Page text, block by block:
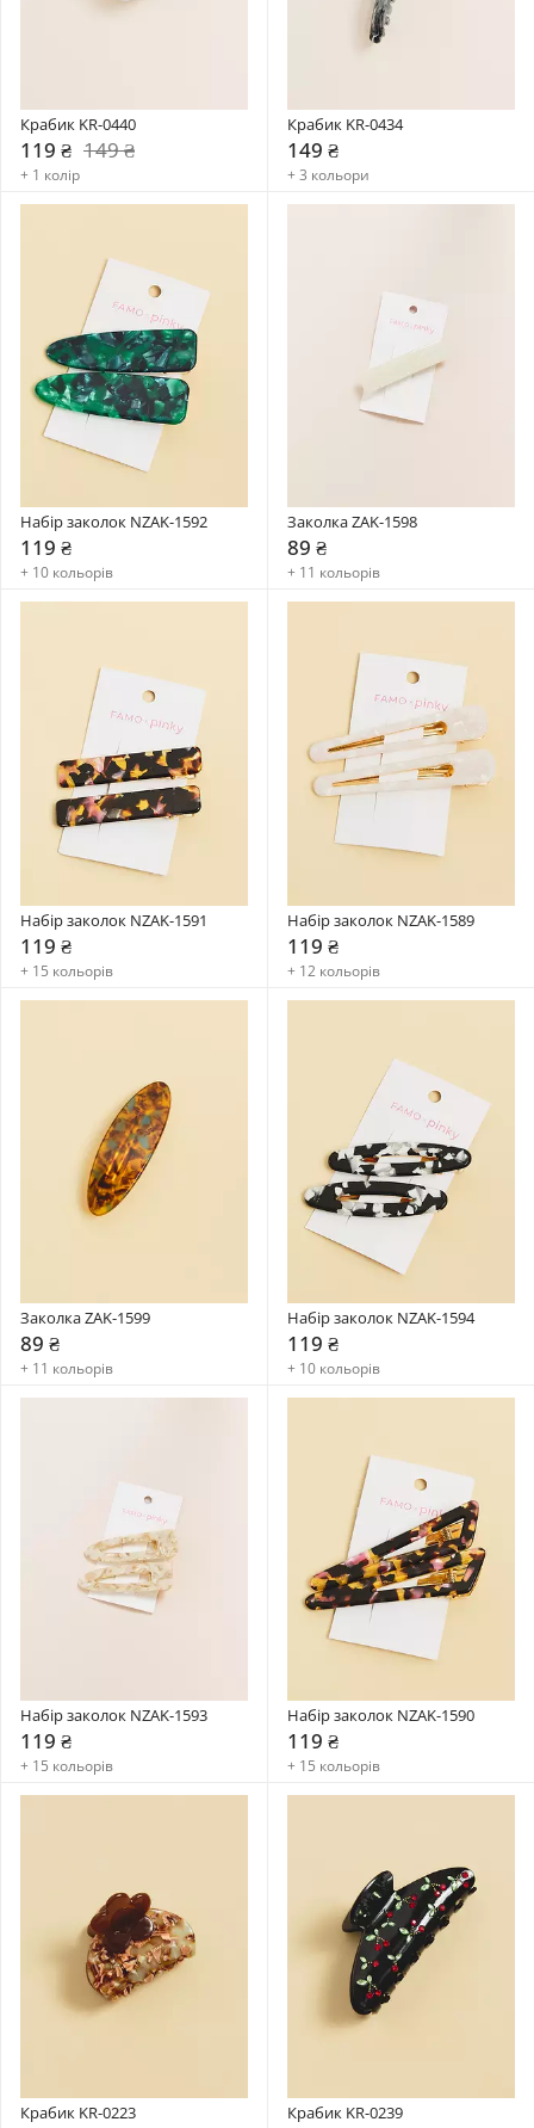
Крабик KR-0440
119 ₴ 149 ₴
+ 1 колір
Крабик KR-0434
149 ₴
+ 3 кольори
Набір заколок NZAK-1592
119 ₴
+ 10 кольорів
Заколка ZAK-1598
89 ₴
+ 11 кольорів
Набір заколок NZAK-1591
119 ₴
+ 15 кольорів
Набір заколок NZAK-1589
119 ₴
+ 12 кольорів
Заколка ZAK-1599
89 ₴
+ 11 кольорів
Набір заколок NZAK-1594
119 ₴
+ 10 кольорів
Набір заколок NZAK-1593
119 ₴
+ 15 кольорів
Набір заколок NZAK-1590
119 ₴
+ 15 кольорів
Крабик KR-0223 Крабик KR-0239